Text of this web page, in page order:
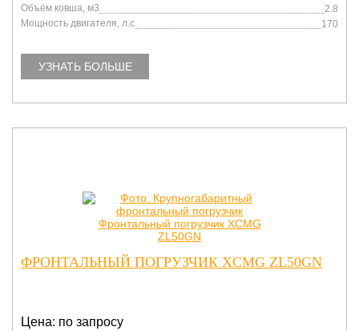
Объём ковша, м3
2.8
Мощность двигателя, л.с
170
УЗНАТЬ БОЛЬШЕ
ФРОНТАЛЬНЫЙ ПОГРУЗЧИК XCMG ZL50GN
Цена: по запросу